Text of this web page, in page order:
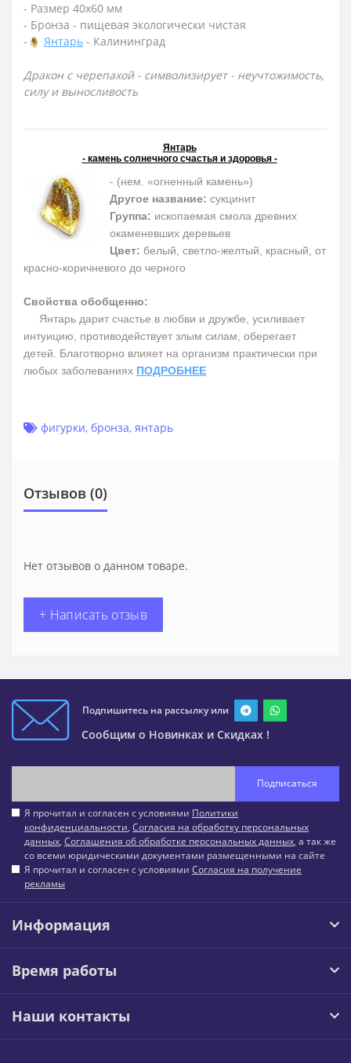
- Размер 40х60 мм
- Бронза - пищевая экологически чистая
-
Янтарь - Калининград
Дракон с черепахой - символизирует - неучтожимость,
силу и выносливость
Янтарь
- камень солнечного счастья и здоровья -
- (нем. «огненный камень»)
Другое название: сукцинит
Группа: ископаемая смола древних
окаменевших деревьев
Цвет: белый, светло-желтый, красный, от
красно-коричневого до черного
Свойства обобщенно:
Янтарь дарит счастье в любви и дружбе, усиливает
интуицию, противодействует злым силам, оберегает
детей. Благотворно влияет на организм практически при
любых заболеваниях ПОДРОБНЕЕ
фигурки, бронза, янтарь
Отзывов (0)
Нет отзывов о данном товаре.
+ Написать отзыв
Подпишитесь на рассылку или
Сообщим о Новинках и Скидках !
Подписаться
Я прочитал и согласен с условиями Политики
конфиденциальности, Согласия на обработку персональных
данных, Соглашения об обработке персональных данных, а так же
со всеми юридическими документами размещенными на сайте
Я прочитал и согласен с условиями Согласия на получение
рекламы
Информация
Время работы
Наши контакты